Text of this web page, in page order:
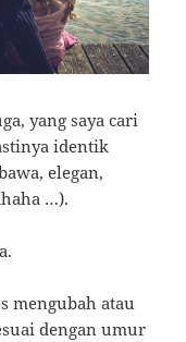
yang saya cari
identik
elegan,
…).
mengubah atau
dengan umur